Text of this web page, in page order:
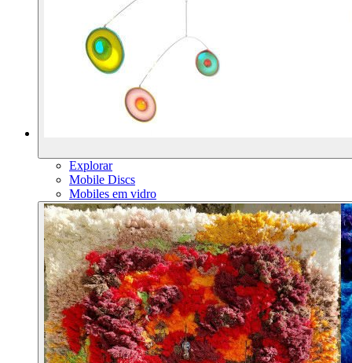
Explorar
Mobile Discs
Mobiles em vidro